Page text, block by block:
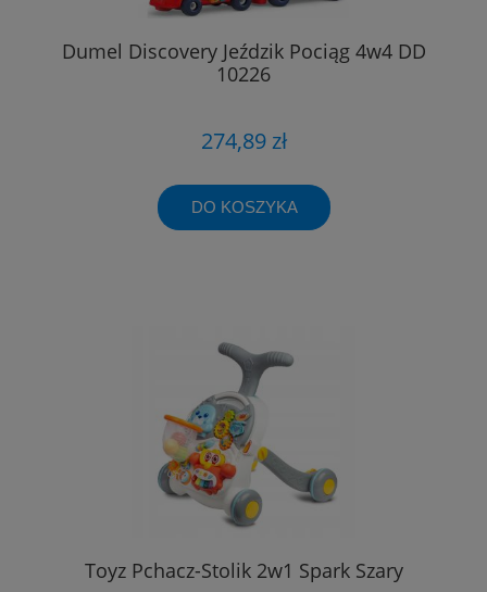
Dumel Discovery Jeździk Pociąg 4w4 DD
10226
274,89 zł
DO KOSZYKA
Toyz Pchacz-Stolik 2w1 Spark Szary